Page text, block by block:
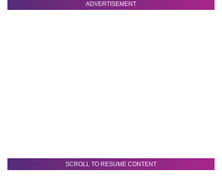
ADVERTISEMENT
SCROLL TO RESUME CONTENT